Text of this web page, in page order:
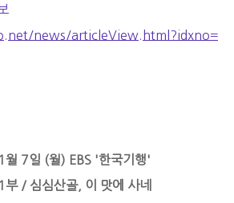
news/articleView.html?idxno=
7일 (월) EBS '한국기행'
부 / 심심산골, 이 맛에 사네